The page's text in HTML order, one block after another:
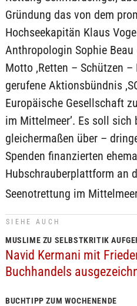
Gründung das von dem
Hochseekapitän Klaus
Anthropologin Sophie
Motto ‚Retten – Schützen –
gerufene Aktionsbündnis
Europäische Gesellschaft
im Mittelmeer’. Es soll sich
gleichermaßen über –
Spenden finanzierten
Hubschrauberplattform an
Seenotrettung im
SIEHE AUCH
MUSLIME ZU SELBSTKRITIK
Navid Kermani mit
Buchhandels
BUCHTIPP ZUM WOCHENENDE